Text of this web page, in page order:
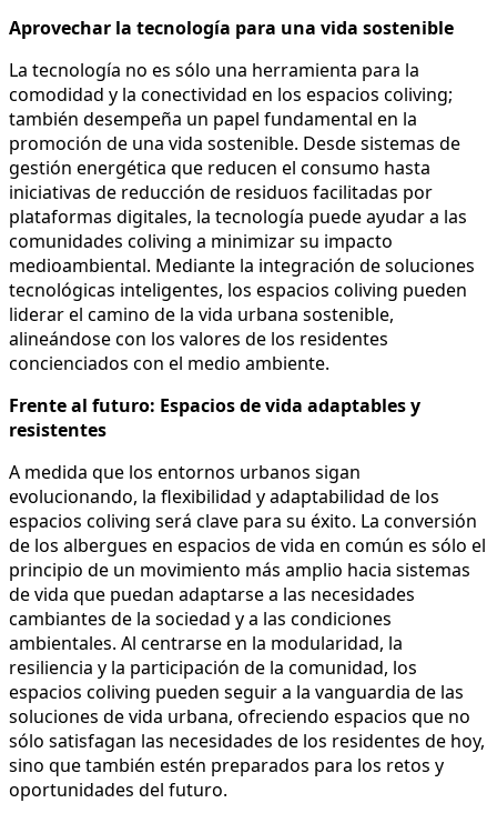
Aprovechar la tecnología para una vida sostenible
La tecnología no es sólo una herramienta para la
comodidad y la conectividad en los espacios coliving;
también desempeña un papel fundamental en la
promoción de una vida sostenible. Desde sistemas de
gestión energética que reducen el consumo hasta
iniciativas de reducción de residuos facilitadas por
plataformas digitales, la tecnología puede ayudar a las
comunidades coliving a minimizar su impacto
medioambiental. Mediante la integración de soluciones
tecnológicas inteligentes, los espacios coliving pueden
liderar el camino de la vida urbana sostenible,
alineándose con los valores de los residentes
concienciados con el medio ambiente.
Frente al futuro: Espacios de vida adaptables y
resistentes
A medida que los entornos urbanos sigan
evolucionando, la flexibilidad y adaptabilidad de los
espacios coliving será clave para su éxito. La conversión
de los albergues en espacios de vida en común es sólo el
principio de un movimiento más amplio hacia sistemas
de vida que puedan adaptarse a las necesidades
cambiantes de la sociedad y a las condiciones
ambientales. Al centrarse en la modularidad, la
resiliencia y la participación de la comunidad, los
espacios coliving pueden seguir a la vanguardia de las
soluciones de vida urbana, ofreciendo espacios que no
sólo satisfagan las necesidades de los residentes de hoy,
sino que también estén preparados para los retos y
oportunidades del futuro.